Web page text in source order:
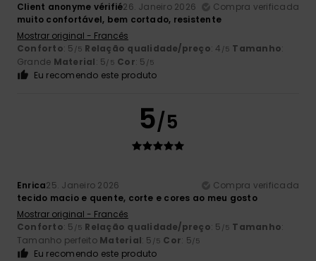
Client anonyme vérifié26. Janeiro 2026
Compra verificada
muito confortável, bem cortado, resistente
Mostrar original - Francês
Conforto: 5 /5 Relação qualidade/preço: 4 /5 Tamanho:
Grande Material: 5/5 Cor: 5 /5
Eu recomendo este produto
5/5
Enrica25. Janeiro 2026
Compra verificada
tecido macio e quente, corte e cores ao meu gosto
Mostrar original - Francês
Conforto: 5 /5 Relação qualidade/preço: 5 /5 Tamanho:
Tamanho perfeito Material: 5 /5 Cor: 5/5
Eu recomendo este produto